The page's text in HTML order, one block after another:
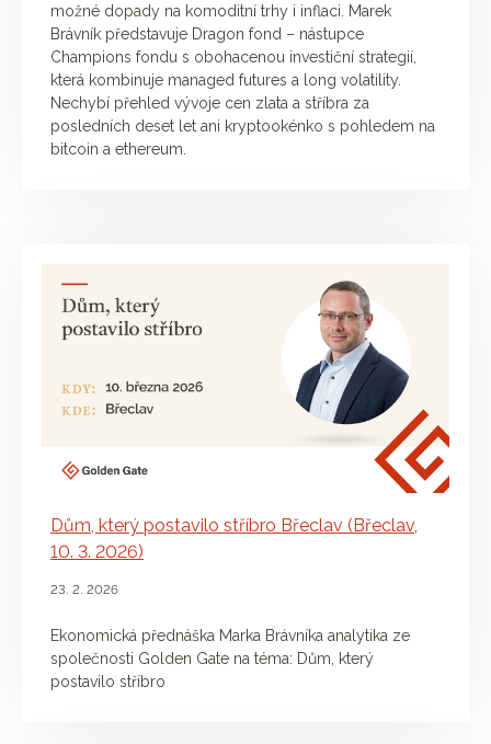
možné dopady na komoditní trhy i inflaci. Marek
Brávník představuje Dragon fond – nástupce
Champions fondu s obohacenou investiční strategií,
která kombinuje managed futures a long volatility.
Nechybí přehled vývoje cen zlata a stříbra za
posledních deset let ani kryptookénko s pohledem na
bitcoin a ethereum.
Dům, který postavilo stříbro Břeclav (Břeclav,
10. 3. 2026)
23. 2. 2026
Ekonomická přednáška Marka Brávníka analytika ze
společnosti Golden Gate na téma: Dům, který
postavilo stříbro